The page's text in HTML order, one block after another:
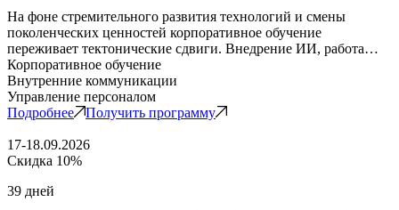
На фоне стремительного развития технологий и смены
поколенческих ценностей корпоративное обучение
переживает тектонические сдвиги. Внедрение ИИ, работа…
Корпоративное обучение
Внутренние коммуникации
Управление персоналом
Подробнее
Получить программу
17-18.09.2026
Скидка 10%
39 дней